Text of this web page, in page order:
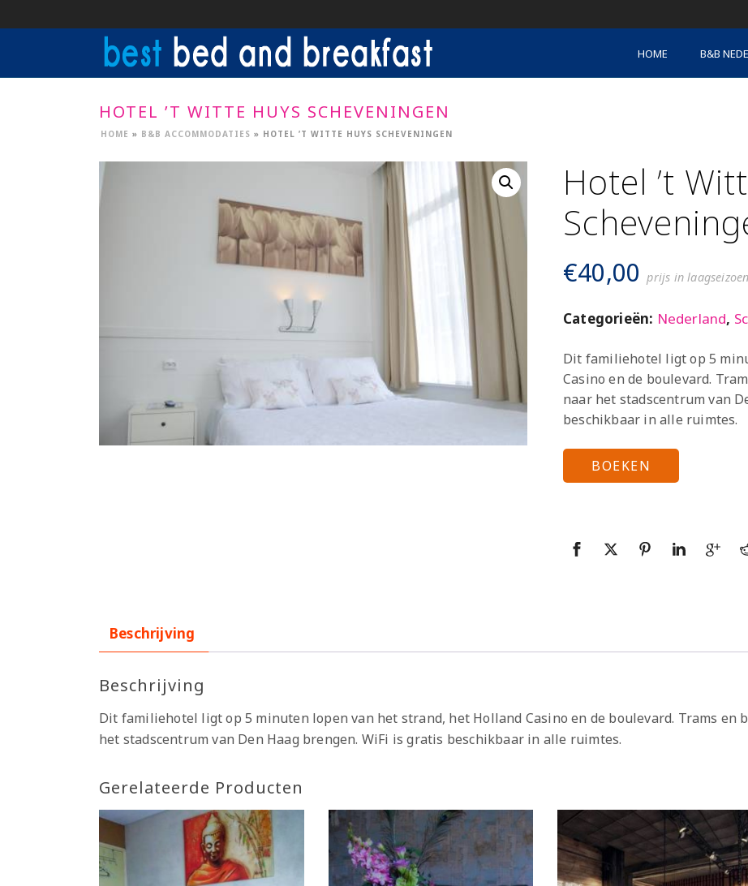
HOME B&B
HOTEL ’T WITTE HUYS SCHEVENINGEN
HOME » B&B ACCOMMODATIES » HOTEL ’T WITTE HUYS SCHEVENINGEN
Hotel ’t
€40,00 prijs in laagseizoen
Categorieën: Nederland,
Dit familiehotel ligt op 5
Casino en de boulevard.
naar het stadscentrum van
beschikbaar in alle ruimtes.
BOEKEN
Beschrijving
Beschrijving
Dit familiehotel ligt op 5 minuten lopen van het strand, het Holland Casino en de boulevard. Trams en
het stadscentrum van Den Haag brengen. WiFi is gratis beschikbaar in alle ruimtes.
Gerelateerde Producten